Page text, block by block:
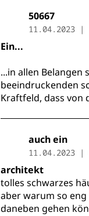
50667
11.04.2023 |
Ein...
...in allen Belangen
beeindruckenden
Kraftfeld, dass von
auch ein
11.04.2023 |
architekt
tolles schwarzes
aber warum so
daneben gehen